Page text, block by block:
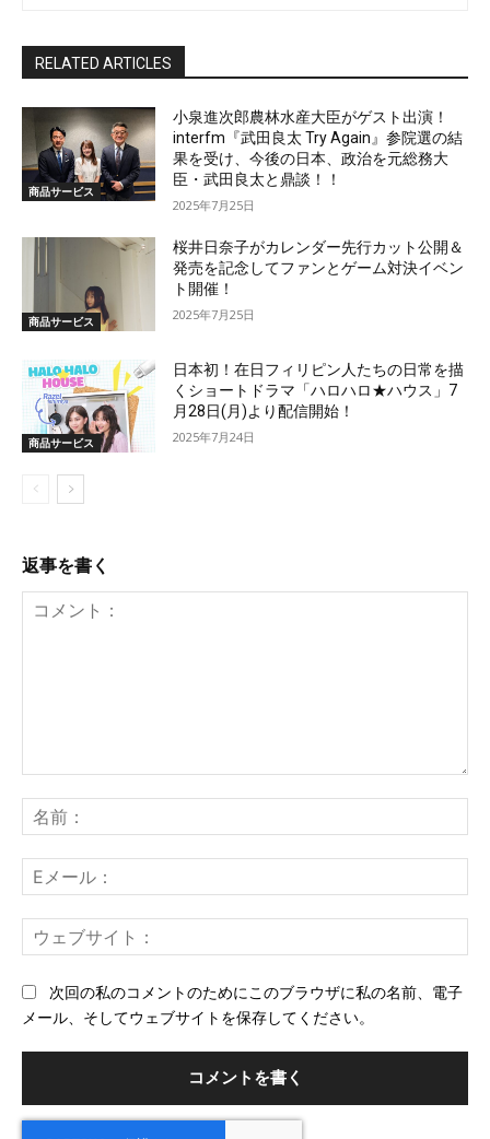
RELATED ARTICLES
商品サービス
小泉進次郎農林水産大臣がゲスト出演！
interfm『武田良太 Try Again』参院選の結
果を受け、今後の日本、政治を元総務大
臣・武田良太と鼎談！！
2025年7月25日
商品サービス
桜井日奈子がカレンダー先行カット公開＆
発売を記念してファンとゲーム対決イベン
ト開催！
2025年7月25日
商品サービス
日本初！在日フィリピン人たちの日常を描
くショートドラマ「ハロハロ★ハウス」7
月28日(月)より配信開始！
2025年7月24日
返事を書く
ン
ト：
前
メ
ー
ェ
次回の私のコメントのためにこのブラウザに私の名前、電子
メール、そしてウェブサイトを保存してください。